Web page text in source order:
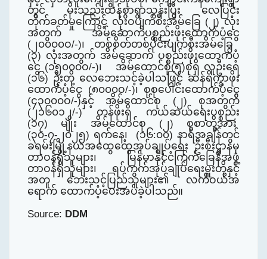
တွင် မိုးသည်းထန်စွာရွာသွန်းပြီး လေပြင်း
တိုက်ခတ်မှုကြောင့် လုံးဝပျက်စီးအိမ်ခြေ (၂) လုံး
အတွက်အိမ်ဆောက်ပစ္စည်းဖိုးထောက်ပံ့ငွေ
(၂၀၀၀‌၀ဝ/-)၊ တစ်စိတ်တစ်ပိုင်းပျက်စီးအိမ်ခြေ
(၃) လုံးအတွက် အိမ်ဆောက် ပစ္စည်းဖိုးထောက်ပံ့
ငွေ (၁၅၀၀၀ဝ/-)၊ အိမ်ထောင်စု(၅)စုရှိ လူဦး‌ရေ
(၁၆) ဦးတို့ လေဘေးသင့်ခဲ့ပါသဖြင့် ဆန်ရိက္ခာဖိုး
ထောက်ပံ့ငွေ (၈၀၀၀ဝ/-)၊ စုစုပေါင်းထောက်ပံ့ငွေ
(၄၃၀၀၀ဝ/-)နှင့် အိမ်ထောင်စု (၂) စုအတွက်
(၂၁၆၀၁၂/-) တန်ဖိုးရှိ ကယ်ဆယ်ရေးပစ္စည်း
(၁၇) မျိုး အိမ်ထောင်စု (၂) စုစာတို့အား
(၃၀-၇-၂၀၂၅) ရက်နေ့၊ (၁၆:၀၀) နာရီအချိန်တွင်
ခရမ်းမြို့နယ်အထွေထွေအုပ်ချုပ်ရေး ဦးစီးဌာနမှ
တာဝန်ရှိသူများ၊ မြန်မာနိုင်ငံကြက်ခြေနီအဖွဲ့
တာဝန်ရှိသူများ၊ ရပ်ကွက်အုပ်ချုပ်ရေးမှူးတို့နှင့်
အတူ ဘေးသင့်ပြည်သူများ၏ လက်ဝယ်အ
ရောက် ထောက်ပံ့ပေးအပ်ခဲ့‌ပါသည်။
Source: DDM